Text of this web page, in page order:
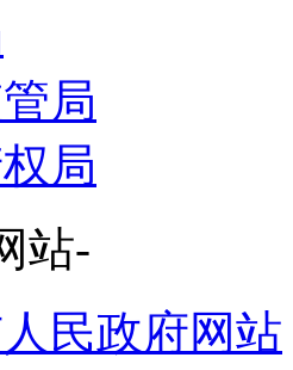
局
局
站-
民政府网站